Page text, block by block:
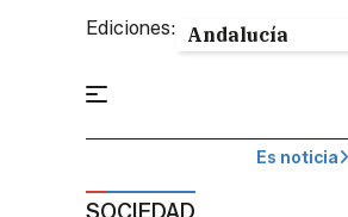
Ediciones:
Es noticia
SOCIEDAD